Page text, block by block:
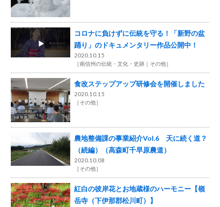
コロナに負けずに伝統を守る！「新野の盆
踊り」のドキュメンタリー作品公開中！
2020.10.15
［南信州の伝統・文化・史跡 その他］
食改ステップアップ研修会を開催しました
2020.10.15
［その他］
農地整備課の事業紹介Vol.6 天に続く道？
（続編）（高森町千早原農道）
2020.10.08
［その他］
紅白の彼岸花とお地蔵様のハーモニー【嶺
岳寺（下伊那郡松川町）】